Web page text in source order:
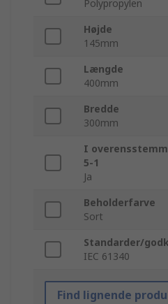
Polypropylen
Højde
145mm
Længde
400mm
Bredde
300mm
I
5-1
Ja
Beholderfarve
Sort
Standarder/
IEC 61340
Find lignende